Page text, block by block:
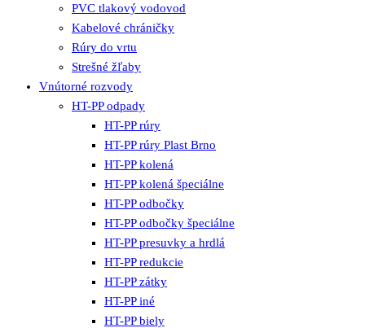
PVC tlakový vodovod
Kabelové chráničky
Rúry do vrtu
Strešné žľaby
Vnútorné rozvody
HT-PP odpady
HT-PP rúry
HT-PP rúry Plast Brno
HT-PP kolená
HT-PP kolená špeciálne
HT-PP odbočky
HT-PP odbočky špeciálne
HT-PP presuvky a hrdlá
HT-PP redukcie
HT-PP zátky
HT-PP iné
HT-PP biely